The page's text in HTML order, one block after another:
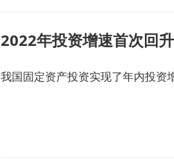
2022年投资增速首次回
我国固定资产投资实现了年内投资